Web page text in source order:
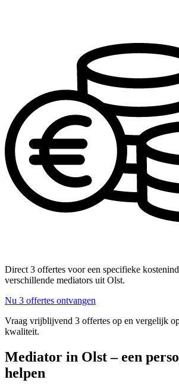
Direct 3 offertes voor een specifieke
verschillende mediators uit Olst.
Nu 3 offertes ontvangen
Vraag vrijblijvend 3 offertes op en vergelijk
kwaliteit.
Mediator in Olst – een
helpen